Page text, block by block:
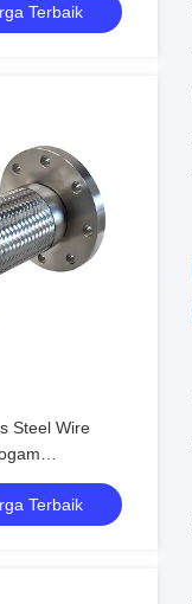
Terbaik
Steel Wire
Terbaik